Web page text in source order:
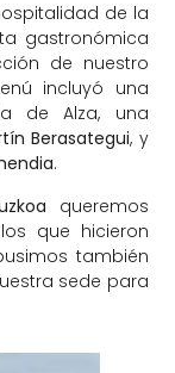
de la
gastronómica
de nuestro
incluyó una
de Alza, una
Berasategui, y
.
queremos
que hicieron
también
sede para